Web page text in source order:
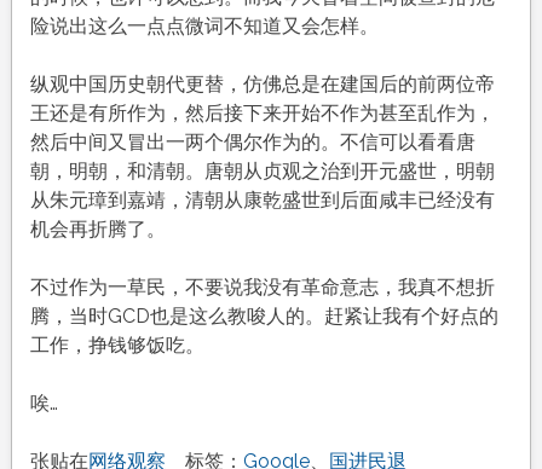
险说出这么一点点微词不知道又会怎样。
纵观中国历史朝代更替，仿佛总是在建国后的前两位帝
王还是有所作为，然后接下来开始不作为甚至乱作为，
然后中间又冒出一两个偶尔作为的。不信可以看看唐
朝，明朝，和清朝。唐朝从贞观之治到开元盛世，明朝
从朱元璋到嘉靖，清朝从康乾盛世到后面咸丰已经没有
机会再折腾了。
不过作为一草民，不要说我没有革命意志，我真不想折
腾，当时GCD也是这么教唆人的。赶紧让我有个好点的
工作，挣钱够饭吃。
唉…
张贴在网络观察 标签： Google、 国进民退